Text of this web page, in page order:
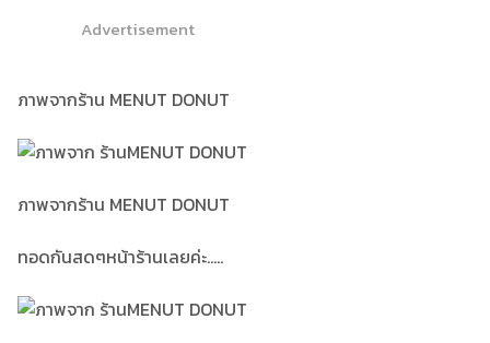
Advertisement
ภาพจากร้าน MENUT DONUT
ภาพจากร้าน MENUT DONUT
ทอดกันสดๆหน้าร้านเลยค่ะ.....